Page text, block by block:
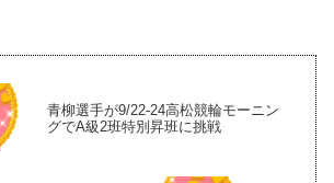
青柳選手が9/22-24高松競輪モーニン
グでA級2班特別昇班に挑戦